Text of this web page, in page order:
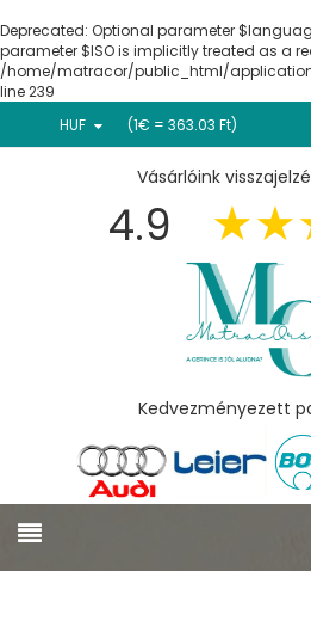
Deprecated: Optional parameter
parameter $ISO is implicitly treated as a
/home/matracor/public_html/
line239
HUF
(1€ = 363.03 Ft)
Vásárlóink
4.9
Kedvezményezett